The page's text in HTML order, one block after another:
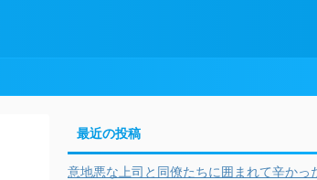
最近の投稿
意地悪な上司と同僚たちに囲まれて辛かっ